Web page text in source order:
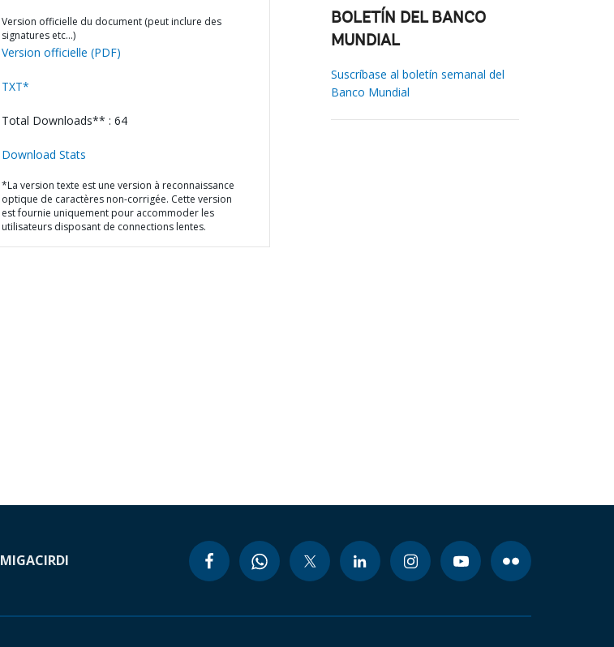
Version officielle du document (peut inclure des
signatures etc…)
Version officielle (PDF)
TXT*
Total Downloads** : 64
Download Stats
*La version texte est une version à reconnaissance
optique de caractères non-corrigée. Cette version
est fournie uniquement pour accommoder les
utilisateurs disposant de connections lentes.
BOLETÍN DEL BANCO
MUNDIAL
Suscríbase al boletín semanal del
Banco Mundial
MIGACIRDI